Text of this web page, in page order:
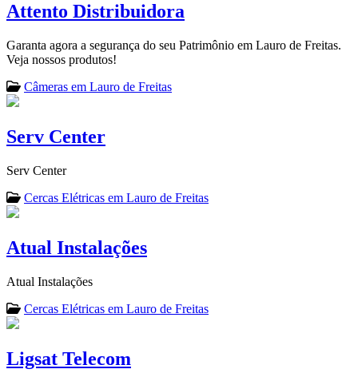
Attento Distribuidora
Garanta agora a segurança do seu Patrimônio em Lauro de Freitas.
Veja nossos produtos!
Câmeras em Lauro de Freitas
Serv Center
Serv Center
Cercas Elétricas em Lauro de Freitas
Atual Instalações
Atual Instalações
Cercas Elétricas em Lauro de Freitas
Ligsat Telecom